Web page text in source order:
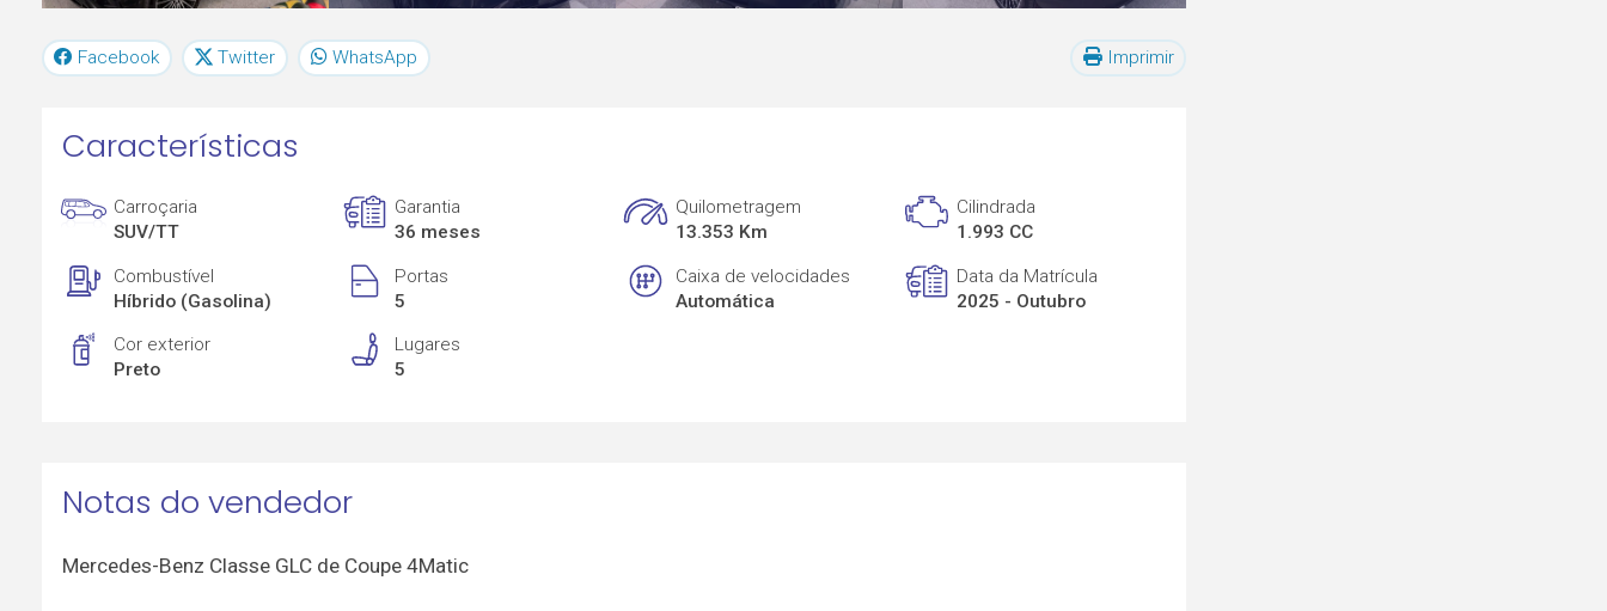
Facebook Twitter WhatsApp Imprimir
Características
Carroçaria
SUV/TT
Garantia
36 meses
Quilometragem
13.353 Km
Cilindrada
1.993 CC
Combustível
Híbrido (Gasolina)
Portas
5
Caixa de velocidades
Automática
Data da Matrícula
2025 - Outubro
Cor exterior
Preto
Lugares
5
Notas do vendedor
Mercedes-Benz Classe GLC de Coupe 4Matic